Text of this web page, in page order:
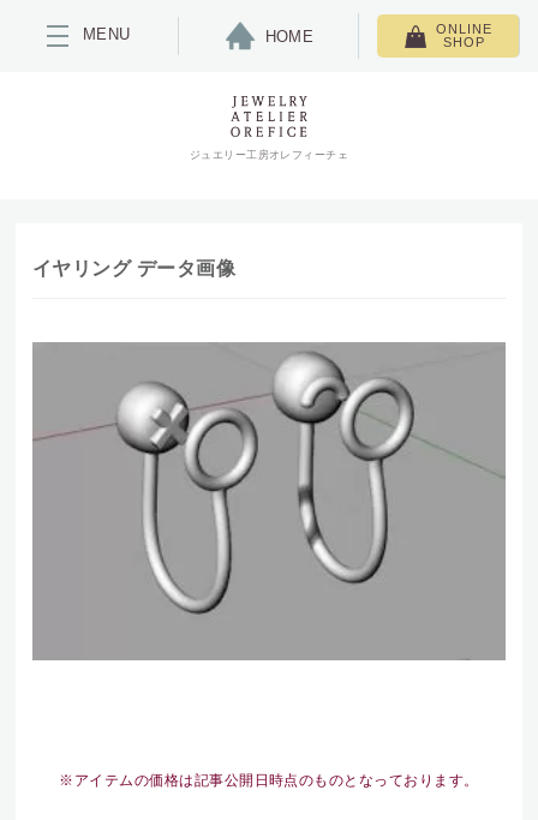
MENU HOME
ONLINE
SHOP
ジュエリー工房オレフィーチェ
イヤリング データ画像
※アイテムの価格は記事公開日時点のものとなっております。